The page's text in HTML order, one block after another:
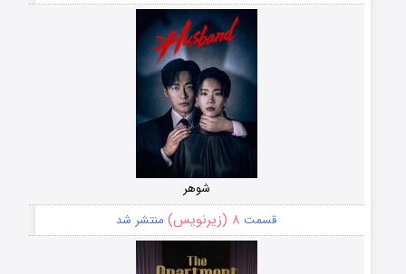
شوهر
قسمت ۸ (زیرنویس) منتشر شد